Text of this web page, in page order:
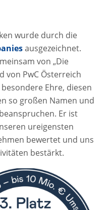
wurde durch die
ausgezeichnet.
von „Die
von PwC Österreich
Ehre, diesen
so großen Namen und
Er ist
ureigensten
bewertet und uns
bestärkt.